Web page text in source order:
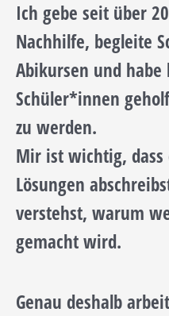
Ich gebe seit über
Nachhilfe, begleite
Abikursen und
Schüler*innen
zu werden.
Mir ist wichtig,
Lösungen
verstehst, warum
gemacht wird.
Genau deshalb